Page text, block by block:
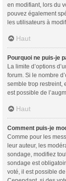
en modifiant, lors du
pouvez également
les utilisateurs à
Haut
Pourquoi ne puis-je
La limite d’options
forum. Si le nombre
semble trop restreint,
est possible de
Haut
Comment puis-je
Comme pour les
leur auteur, les
sondage, modifiez
sondage est
voté, il est possible